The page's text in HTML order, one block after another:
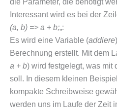
die Parameter, die benötigt
Interessant wird es bei der
(a, b) => a + b;„:
Es wird eine Variable (addiere
Berechnung erstellt. Mit dem
a + b) wird festgelegt, was mit
soll. In diesem kleinen
kompakte Schreibweise
werden uns im Laufe der Zeit